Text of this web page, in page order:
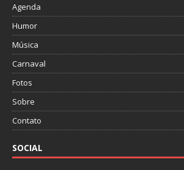
Agenda
Humor
Música
Carnaval
Fotos
Sobre
Contato
SOCIAL